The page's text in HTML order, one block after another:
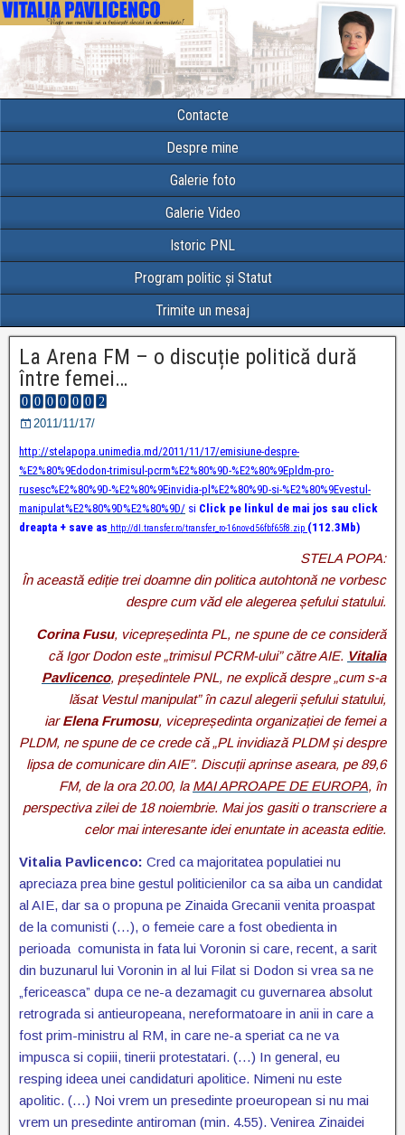
Contacte
Despre mine
Galerie foto
Galerie Video
Istoric PNL
Program politic și Statut
Trimite un mesaj
La Arena FM – o discuție politică dură
între femei…
2011/11/17/
http://stelapopa.unimedia.md/2011/11/17/emisiune-despre-
%E2%80%9Edodon-trimisul-pcrm%E2%80%9D-%E2%80%9Epldm-pro-
rusesc%E2%80%9D-%E2%80%9Einvidia-pl%E2%80%9D-si-%E2%80%9Evestul-
manipulat%E2%80%9D%E2%80%9D/ si Click pe linkul de mai jos sau click
dreapta + save as http://dl.transfer.ro/transfer_ro-16nov-d56fbf65f8.zip (112.3Mb)
STELA POPA:
În această ediție trei doamne din politica autohtonă ne vorbesc
despre cum văd ele alegerea șefului statului.
Corina Fusu, vicepreședinta PL, ne spune de ce consideră
că Igor Dodon este „trimisul PCRM-ului” către AIE. Vitalia
Pavlicenco, președintele PNL, ne explică despre „cum s-a
lăsat Vestul manipulat” în cazul alegerii șefului statului,
iarElena Frumosu, vicepreședinta organizației de femei a
PLDM, ne spune de ce crede că „PL invidiază PLDM și despre
lipsa de comunicare din AIE”. Discuții aprinse aseara, pe 89,6
FM, de la ora 20.00, la MAI APROAPE DE EUROPA, în
perspectiva zilei de 18 noiembrie. Mai jos gasiti o transcriere a
celor mai interesante idei enuntate in aceasta editie.
Vitalia Pavlicenco: Cred ca majoritatea populatiei nu
apreciaza prea bine gestul politicienilor ca sa aiba un candidat
al AIE, dar sa o propuna pe Zinaida Grecanii venita proaspat
de la comunisti (…), o femeie care a fost obedienta in
perioada comunista in fata lui Voronin si care, recent, a sarit
din buzunarul lui Voronin in al lui Filat si Dodon si vrea sa ne
„fericeasca” dupa ce ne-a dezamagit cu guvernarea absolut
retrograda si antieuropeana, nereformatoare in anii in care a
fost prim-ministru al RM, in care ne-a speriat ca ne va
impusca si copiii, tinerii protestatari. (…) In general, eu
resping ideea unei candidaturi apolitice. Nimeni nu este
apolitic. (…) Noi vrem un presedinte proeuropean si nu mai
vrem un presedinte antiroman (min. 4.55). Venirea Zinaidei